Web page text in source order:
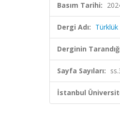
Basım Tarihi:
Dergi Adı: Türklük
Derginin
Sayfa Sayıları:
İstanbul